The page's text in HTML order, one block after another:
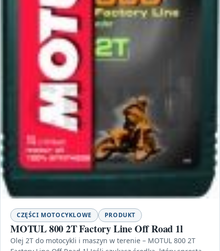
CZĘŚCI MOTOCYKLOWE PRODUKT
MOTUL 800 2T Factory Line Off Road 1l
Olej 2T do motocykli i maszyn w terenie – MOTUL 800 2T